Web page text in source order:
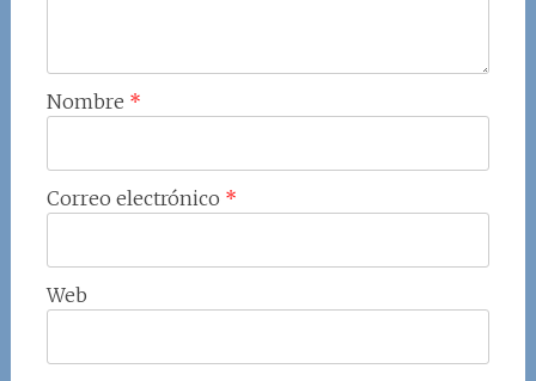
Nombre *
Correo electrónico *
Web